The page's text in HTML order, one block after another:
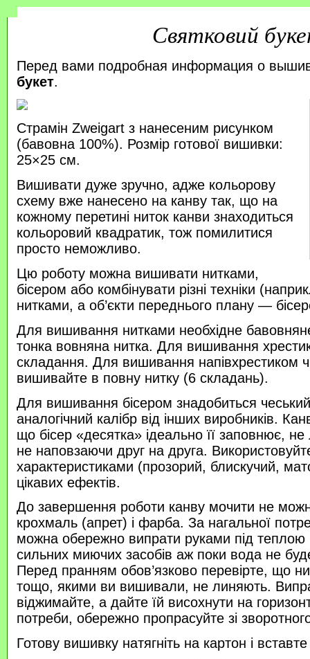
Святковий
Перед вами подробная информация о
букет.
Страмін Zweigart з нанесеним рисунком
(бавовна 100%). Розмір готової вишивки:
25×25 см.
Вишивати дуже зручно, адже кольорову
схему вже нанесено на канву так, що на
кожному перетині ниток канви знаходиться
кольоровий квадратик, тож помилитися
просто неможливо.
Цю роботу можна вишивати нитками,
бісером або комбінувати різні техніки
нитками, а об’єкти переднього плану —
Для вишивання нитками необхідне
тонка вовняна нитка. Для вишивання
складання. Для вишивання напівхрестиком
вишивайте в повну нитку (6 складань).
Для вишивання бісером знадобиться
аналогічний калібр від інших виробників.
що бісер «десятка» ідеально її заповнює,
не наповзаючи друг на друга.
характеристиками (прозорий, блискучий,
цікавих ефектів.
До завершення роботи канву мочити не
крохмаль (апрет) і фарба. За нагальної
можна обережно випрати руками під
сильних миючих засобів аж поки вода не
Перед пранням обов’язково перевірте, що
тощо, якими ви вишивали, не линяють.
віджимайте, а дайте їй висохнути на
потреби, обережно пропрасуйте зі
Готову вишивку натягніть на картон і